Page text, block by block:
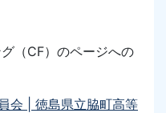
（CF） のページへの
会 | 徳島県立脇町高等